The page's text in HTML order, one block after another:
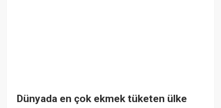
Dünyada en çok ekmek tüketen ülke